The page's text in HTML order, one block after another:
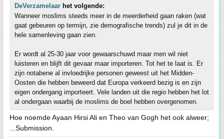
DeVerzamelaar het volgende:
Wanneer moslims steeds meer in de meerderheid gaan raken (wat
gaat gebeuren op termijn, zie demografische trends) zul je dit in de
hele samenleving gaan zien.
Er wordt al 25-30 jaar voor gewaarschuwd maar men wil niet
luisteren en blijft dit gevaar maar importeren. Tot het te laat is. Er
zijn notabene al invloedrijke personen geweest uit het Midden-
Oosten die hebben beweerd dat Europa verkeerd bezig is en zijn
eigen ondergang importeert. Vele landen uit die regio hebben het lot
al ondergaan waarbij de moslims de boel hebben overgenomen.
Hoe noemde Ayaan Hirsi Ali en Theo van Gogh het ook alweer;
...Submission.